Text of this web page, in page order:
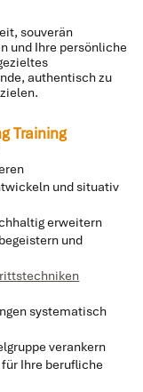
souverän
und Ihre persönliche
authentisch zu
Training
und situativ
erweitern
und
systematisch
verankern
Ihre berufliche